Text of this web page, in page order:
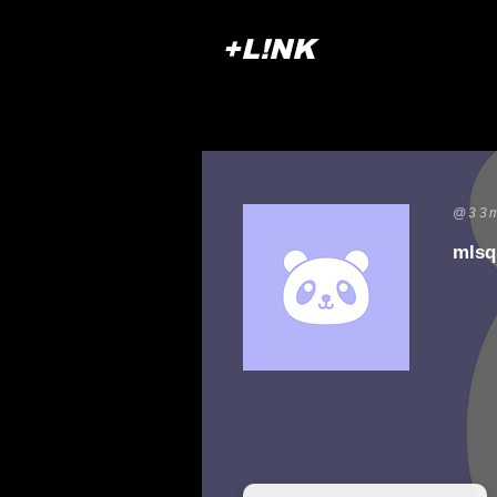
+L!NK
mlsq